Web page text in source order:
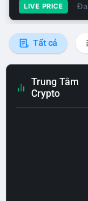
LIVE PRICE
Tất cả
Trung Tâm
Crypto